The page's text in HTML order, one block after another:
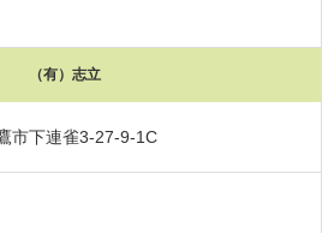
（有）志立
市下連雀3-27-9-1C